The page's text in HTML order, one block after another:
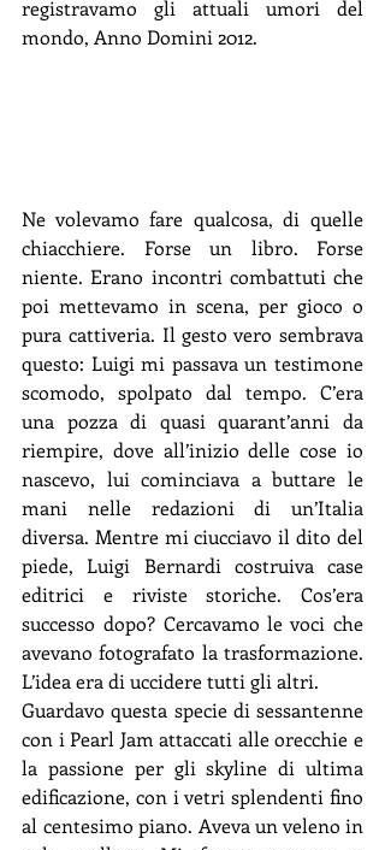
registravamo gli attuali umori del
mondo, Anno Domini 2012.
Ne volevamo fare qualcosa, di quelle
chiacchiere. Forse un libro. Forse
niente. Erano incontri combattuti che
poi mettevamo in scena, per gioco o
pura cattiveria. Il gesto vero sembrava
questo: Luigi mi passava un testimone
scomodo, spolpato dal tempo. C’era
una pozza di quasi quarant’anni da
riempire, dove all’inizio delle cose io
nascevo, lui cominciava a buttare le
mani nelle redazioni di un’Italia
diversa. Mentre mi ciucciavo il dito del
piede, Luigi Bernardi costruiva case
editrici e riviste storiche. Cos’era
successo dopo? Cercavamo le voci che
avevano fotografato la trasformazione.
L’idea era di uccidere tutti gli altri.
Guardavo questa specie di sessantenne
con i Pearl Jam attaccati alle orecchie e
la passione per gli skyline di ultima
edificazione, con i vetri splendenti fino
al centesimo piano. Aveva un veleno in